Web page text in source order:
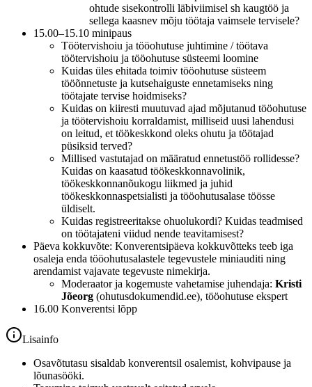
ohtude sisekontrolli läbiviimisel sh kaugtöö ja
sellega kaasnev mõju töötaja vaimsele tervisele?
15.00–15.10 minipaus
Töötervishoiu ja tööohutuse juhtimine / töötava
töötervishoiu ja tööohutuse süsteemi loomine
Kuidas üles ehitada toimiv tööohutuse süsteem
tööõnnetuste ja kutsehaiguste ennetamiseks ning
töötajate tervise hoidmiseks?
Kuidas on kiiresti muutuvad ajad mõjutanud tööohutuse
ja töötervishoiu korraldamist, milliseid uusi lahendusi
on leitud, et töökeskkond oleks ohutu ja töötajad
püsiksid terved?
Millised vastutajad on määratud ennetustöö rollidesse?
Kuidas on kaasatud töökeskkonnavolinik,
töökeskkonnanõukogu liikmed ja juhid
töökeskkonnaspetsialisti ja tööohutusalase töösse
üldiselt.
Kuidas registreeritakse ohuolukordi? Kuidas teadmised
on töötajateni viidud nende teavitamisest?
Päeva kokkuvõte: Konverentsipäeva kokkuvõtteks teeb iga
osaleja enda tööohutusalastele tegevustele miniauditi ning
arendamist vajavate tegevuste nimekirja.
Moderaator ja kogemuste vahetamise juhendaja: Kristi
Jõeorg (ohutusdokumendid.ee), tööohutuse ekspert
16.00 Konverentsi lõpp
Lisainfo
Osavõtutasu sisaldab konverentsil osalemist, kohvipause ja
lõunasööki.